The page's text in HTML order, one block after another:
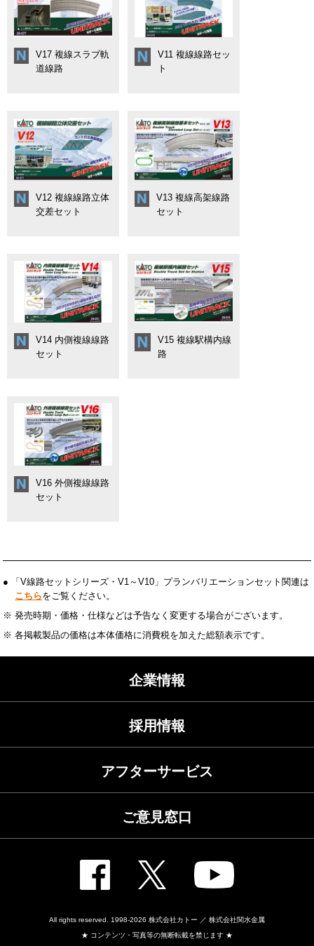
たコンクリート枕木(PC枕木)を採用し、ホーム延長用として「複
線駅構内延長線路 S248PC」や線路拡幅の追加用として「複線拡
V16複線線路セット(R480/447)は、V11複線線路セット(R414/348)
の外側に配置可能な複線線路で、V11と併せて複々線を再現でき
● V15複線駅構内線路セット
・直線線路 248mm×4、直線線路 124mm×4、複線拡幅線路 L×
1、複線拡幅線路 R×1、エンドベース×2、複線ワイドアーチ架線
柱×2
*直線線路124mmのうち2本とエンドベースは、レイアウトプラン
構成上の必要線路数を補完したり、駅構内施設の再現を拡充する
・複線線路と同じPC枕木の外観で統一。
・複線拡幅の専用用途とし、単品線路の組合せでは不可能な線形
と外観を達成。
・列車は安定走行と見た目の格好良さを保ったまま、緩いカーブ
・ホームの延長に対応して、PC枕木の直線延長用線路を設定。
・ホーム端を演出する、専用のエンドベースと複線ワイドアーチ
・プラン寸法:2560mm×1432mm
・直線248mm WS248PC×7、直線124mm WS124PC×1、直線62
mm WS62PC×1、フィーダー線路 WS62FPC×1、曲線R480/447
mm-45°WR480/447-45PC×8、アプローチ線路LWR480/447-22.5P
CAL×4、アプローチ線路RWR480/447-22.5PCAR×4、付属品:リ
レーラー、スターターガイド(プランバリエーションも掲載)
V17 複線スラブ軌
道線路
V11 複線線路セッ
ト
V12 複線線路立体
交差セット
V13 複線高架線路
セット
V14 内側複線線路
セット
V15 複線駅構内線
路
V16 外側複線線路
セット
● 「V線路セットシリーズ・V1～V10」プランバリエーションセット関連は
こちらをご覧ください。
※ 発売時期・価格・仕様などは予告なく変更する場合がございます。
※ 各掲載製品の価格は本体価格に消費税を加えた総額表示です。
企業情報
採用情報
アフターサービス
ご意見窓口
All rights reserved. 1998-2026 株式会社カトー ／ 株式会社関水金属
★ コンテンツ・写真等の無断転載を禁じます ★